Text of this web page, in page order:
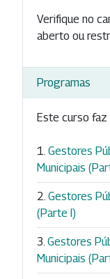
Verifique no
aberto ou
Programas
Este curso
Gestores
Municipais
Gestores
(Parte I)
Gestores
Municipais